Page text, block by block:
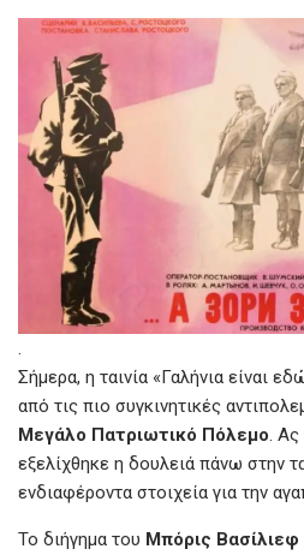
.
Σήμερα, η ταινία «Γαλήνια είναι
από τις πιο συγκινητικές
Μεγάλο Πατριωτικό Πόλεμο. Ας
εξελίχθηκε η δουλειά πάνω στην
ενδιαφέροντα στοιχεία για την
Το διήγημα του Μπόρις Βασίλιεφ